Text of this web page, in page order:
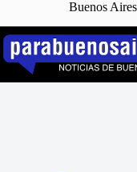
Buenos
Saltar
contenido